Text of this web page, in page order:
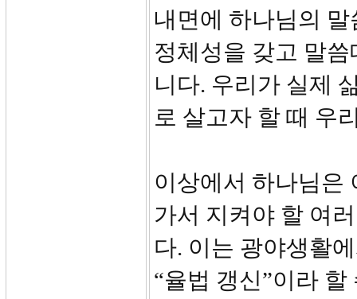
내면에 하나님의
정체성을 갖고 말
니다. 우리가 실제
로 살고자 할 때 우
이상에서 하나님은
가서 지켜야 할 여
다. 이는 광야생활
“율법 갱신”이라